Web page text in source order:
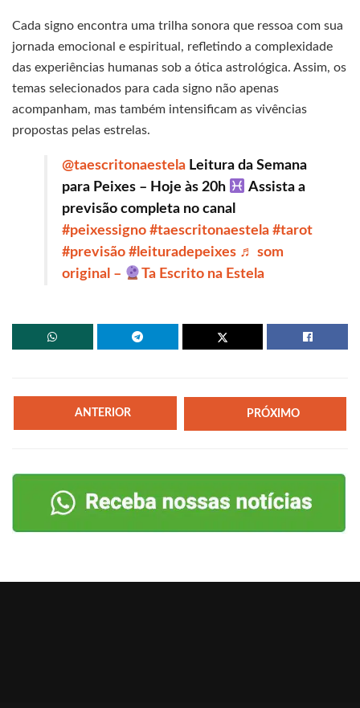
Cada signo encontra uma trilha sonora que ressoa com sua
jornada emocional e espiritual, refletindo a complexidade
das experiências humanas sob a ótica astrológica. Assim, os
temas selecionados para cada signo não apenas
acompanham, mas também intensificam as vivências
propostas pelas estrelas.
@taescritonaestela Leitura da Semana
para Peixes – Hoje às 20h
Assista a
previsão completa no canal
#peixessigno #taescritonaestela #tarot
#previsão #leituradepeixes ♬ som
original –
Ta Escrito na Estela
ANTERIOR PRÓXIMO